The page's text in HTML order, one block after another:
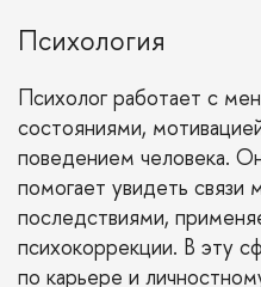
Психология
Психолог работает с
состояниями,
поведением человека.
помогает увидеть
последствиями,
психокоррекции. В эту
по карьере и